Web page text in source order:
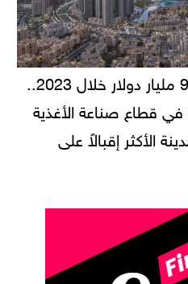
حجم استثمارات يصل لـ 94 مليار دولار خلال 2023..
قطاع صناعة الأغذية
الأكثر إقبالاً على